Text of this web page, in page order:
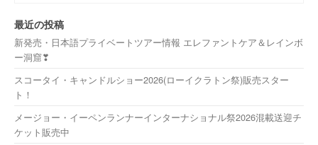
最近の投稿
新発売・日本語プライベートツアー情報 エレファントケア＆レインボ
ー洞窟❣
スコータイ・キャンドルショー2026(ローイクラトン祭)販売スター
ト！
メージョー・イーペンランナーインターナショナル祭2026混載送迎チ
ケット販売中